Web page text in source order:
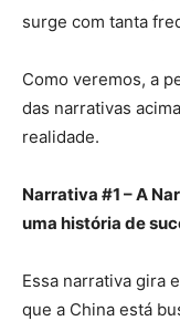
surge com tanta
Como veremos, a
das narrativas
realidade.
Narrativa #1 – A
uma história de
Essa narrativa gira
que a China está